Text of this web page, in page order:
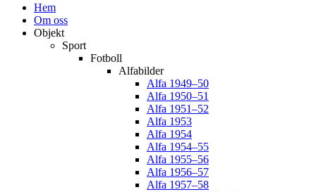
Hem
Om oss
Objekt
Sport
Fotboll
Alfabilder
Alfa 1949–50
Alfa 1950–51
Alfa 1951–52
Alfa 1953
Alfa 1954
Alfa 1954–55
Alfa 1955–56
Alfa 1956–57
Alfa 1957–58